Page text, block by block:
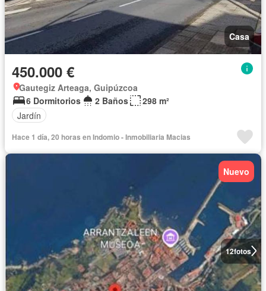
Casa
450.000 €
Gautegiz Arteaga, Guipúzcoa
6 Dormitorios
2 Baños
298 m²
Jardín
Hace 1 día, 20 horas en Indomio - Inmobiliaria Macias
12fotos
Nuevo